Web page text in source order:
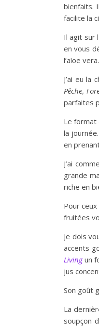
bienfaits.
facilite la
Il agit sur
en vous
l’aloe vera.
J’ai eu
Pêche,
parfaites
Le format
la
en
J’ai
grande
riche en
Pour
fruitées
Je dois
accents
Livingun
jus
Son goût
La
soupçon